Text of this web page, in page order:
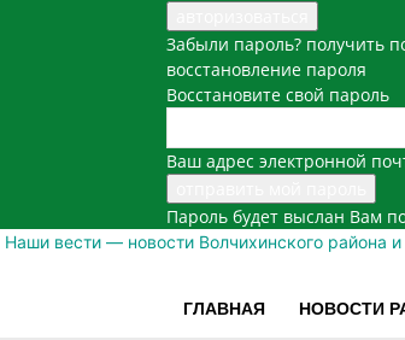
Забыли пароль? получить
восстановление пароля
Восстановите свой пароль
Ваш адрес электронной
Пароль будет выслан Вам
Наши вести — новости Волчихинского района и
ГЛАВНАЯ НОВОСТИ